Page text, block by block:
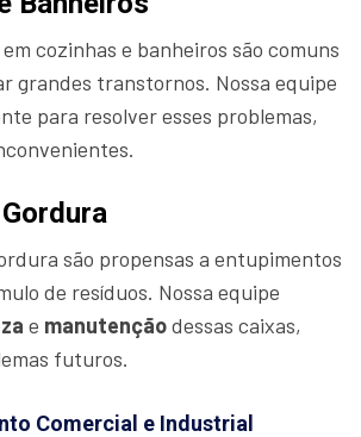
cozinhas e banheiros são comuns
grandes transtornos. Nossa equipe
para resolver esses problemas,
são propensas a entupimentos
de resíduos. Nossa equipe
e manutençãodessas caixas,
futuros.
Comercial e Industrial